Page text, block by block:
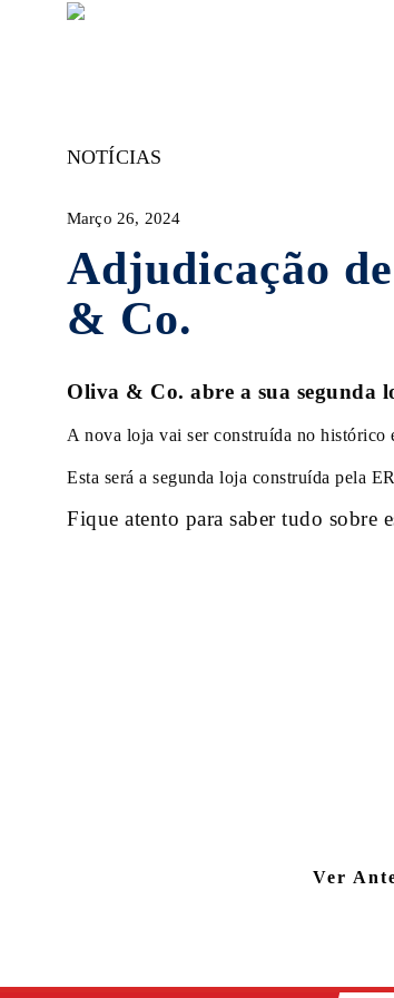
NOTÍCIAS
Março 26, 2024
Adjudicação
& Co.
Oliva & Co. abre a sua segunda
A nova loja vai ser construída no histórico
Esta será a segunda loja construída pela
Fique atento para saber tudo sobre
Ver